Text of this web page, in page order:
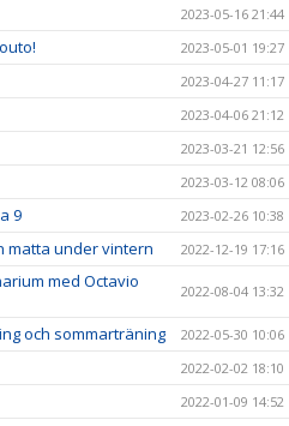
2023-05-16 21:44
2023-05-01 19:27
2023-04-27 11:17
2023-04-06 21:12
2023-03-21 12:56
2023-03-12 08:06
9 2023-02-26 10:38
matta under vintern 2022-12-19 17:16
med Octavio
2022-08-04 13:32
och sommarträning 2022-05-30 10:06
2022-02-02 18:10
2022-01-09 14:52